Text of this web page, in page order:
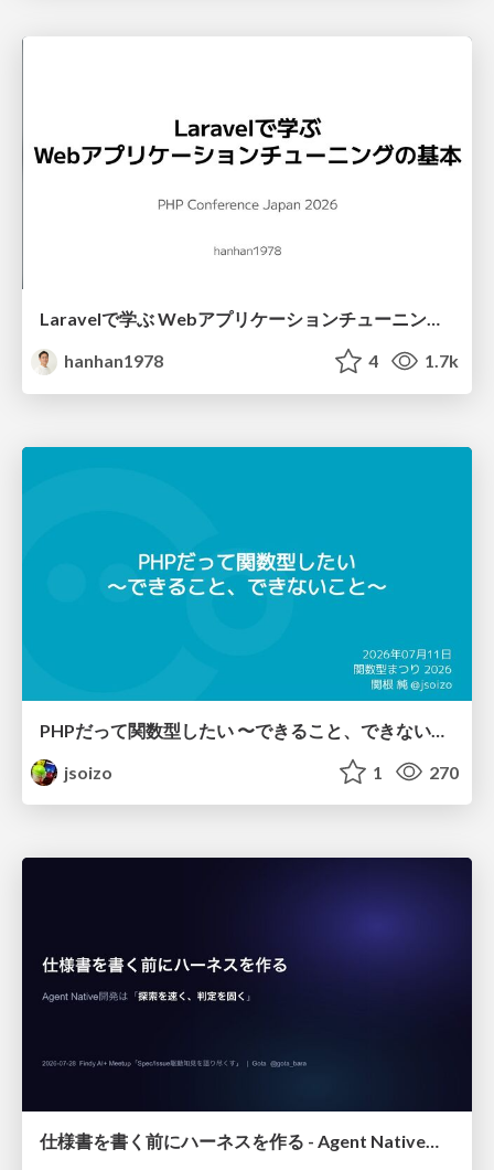
Laravelで学ぶ Webアプリケーションチューニング入門/web_application_tuning_101
hanhan1978
4 1.7k
jsoizo
1 270
仕様書を書く前にハーネスを作る - Agent Native開発は「探索を速く、判定を固く」